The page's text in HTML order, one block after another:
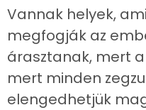
Vannak helyek,
megfogják az
árasztanak, mert
mert minden
elengedhetjük